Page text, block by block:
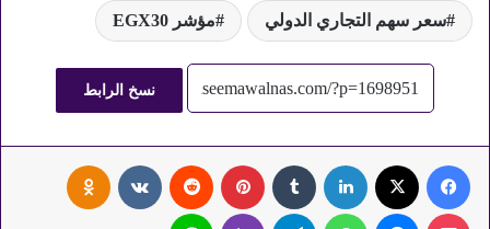
سعر سهم التجاري الدولي مؤشر EGX30
نسخ الرابط